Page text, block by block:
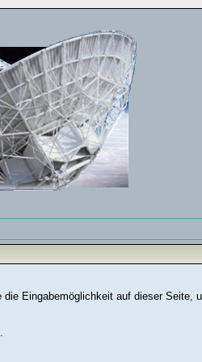
Eingabemöglichkeit auf dieser Seite,